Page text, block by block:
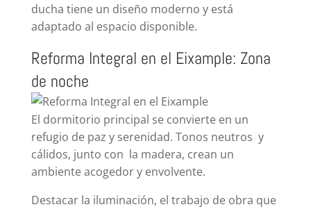
ducha tiene un diseño moderno y está
adaptado al espacio disponible.
Reforma Integral en el Eixample: Zona
de noche
El dormitorio principal se convierte en un
refugio de paz y serenidad. Tonos neutros y
cálidos, junto con la madera, crean un
ambiente acogedor y envolvente.
Destacar la iluminación, el trabajo de obra que